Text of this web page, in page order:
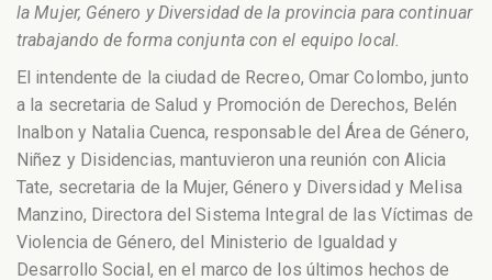
la Mujer, Género y Diversidad de la provincia para continuar
trabajando de forma conjunta con el equipo local.
El intendente de la ciudad de Recreo, Omar Colombo, junto
a la secretaria de Salud y Promoción de Derechos, Belén
Inalbon y Natalia Cuenca, responsable del Área de Género,
Niñez y Disidencias, mantuvieron una reunión con Alicia
Tate, secretaria de la Mujer, Género y Diversidad y Melisa
Manzino, Directora del Sistema Integral de las Víctimas de
Violencia de Género, del Ministerio de Igualdad y
Desarrollo Social, en el marco de los últimos hechos de